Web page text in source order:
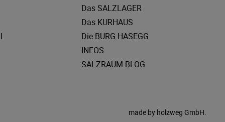
Das SALZLAGER
Das KURHAUS
Die BURG HASEGG
INFOS
SALZRAUM.BLOG
made by holzweg GmbH.